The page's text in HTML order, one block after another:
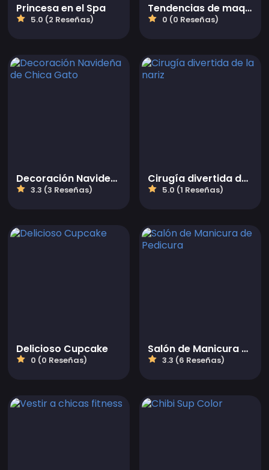
Princesa en el Spa
5.0 (2 Reseñas)
Tendencias de maquillaje de Halloween
0 (0 Reseñas)
Decoración Navideña de Chica Gato
3.3 (3 Reseñas)
Cirugía divertida de la nariz
5.0 (1 Reseñas)
Delicioso Cupcake
0 (0 Reseñas)
Salón de Manicura de Pedicura
3.3 (6 Reseñas)